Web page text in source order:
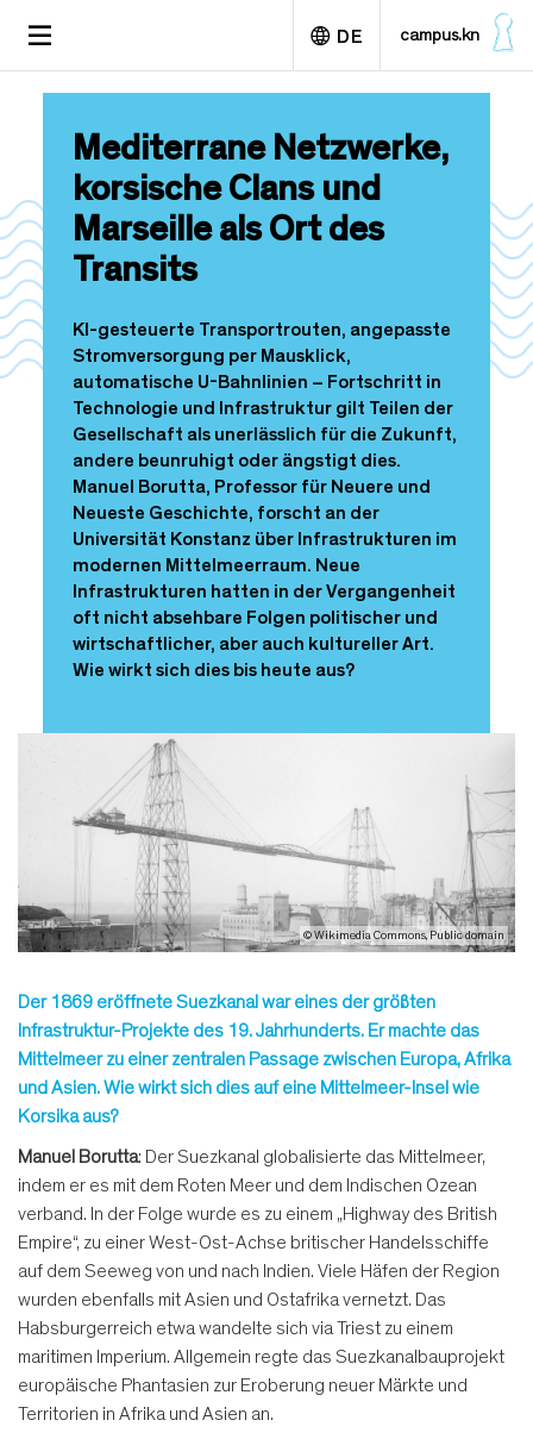
m
n
h
l
t
TOGGLE
DE campus.kn
Mediterrane Netzwerke,
korsische Clans und
Marseille als Ort des
Transits
KI-gesteuerte Transportrouten, angepasste
Stromversorgung per Mausklick,
automatische U-Bahnlinien – Fortschritt in
Technologie und Infrastruktur gilt Teilen der
Gesellschaft als unerlässlich für die Zukunft,
andere beunruhigt oder ängstigt dies.
Manuel Borutta, Professor für Neuere und
Neueste Geschichte, forscht an der
Universität Konstanz über Infrastrukturen im
modernen Mittelmeerraum. Neue
Infrastrukturen hatten in der Vergangenheit
oft nicht absehbare Folgen politischer und
wirtschaftlicher, aber auch kultureller Art.
Wie wirkt sich dies bis heute aus?
© Wikimedia Commons, Public domain
Der 1869 eröffnete Suezkanal war eines der größten
Infrastruktur-Projekte des 19. Jahrhunderts. Er machte das
Mittelmeer zu einer zentralen Passage zwischen Europa, Afrika
und Asien. Wie wirkt sich dies auf eine Mittelmeer-Insel wie
Korsika aus?
Manuel Borutta: Der Suezkanal globalisierte das Mittelmeer,
indem er es mit dem Roten Meer und dem Indischen Ozean
verband. In der Folge wurde es zu einem „Highway des British
Empire“, zu einer West-Ost-Achse britischer Handelsschiffe
auf dem Seeweg von und nach Indien. Viele Häfen der Region
wurden ebenfalls mit Asien und Ostafrika vernetzt. Das
Habsburgerreich etwa wandelte sich via Triest zu einem
maritimen Imperium. Allgemein regte das Suezkanalbauprojekt
europäische Phantasien zur Eroberung neuer Märkte und
Territorien in Afrika und Asien an.